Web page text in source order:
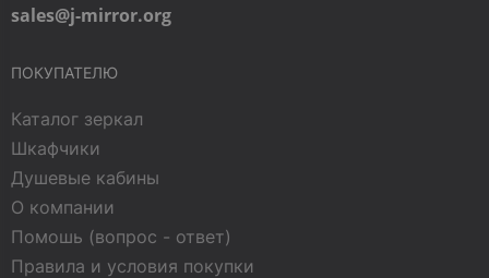
sales@j-mirror.org
ПОКУПАТЕЛЮ
Каталог зеркал
Шкафчики
Душевые кабины
О компании
Помошь (вопрос - ответ)
Правила и условия покупки